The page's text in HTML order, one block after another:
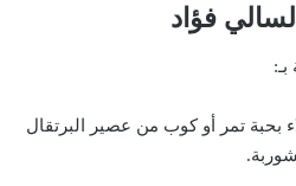
فؤاد
بحبة تمر أو كوب من عصير البرتقال